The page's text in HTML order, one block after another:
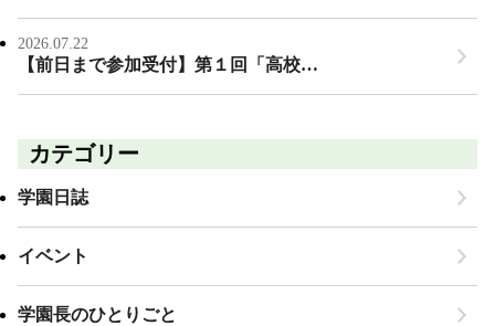
2026.07.22
【前日まで参加受付】第１回「高校…
カテゴリー
学園日誌
イベント
学園長のひとりごと